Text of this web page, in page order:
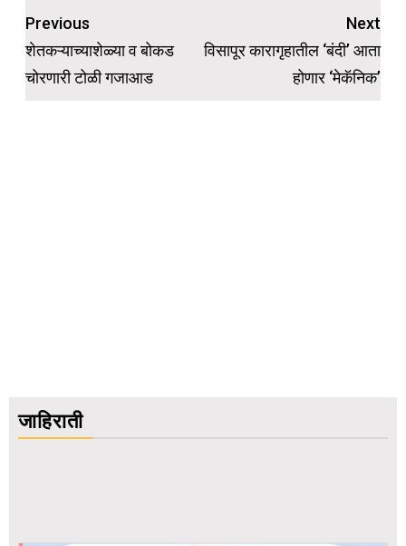
Post
navigation
Previous
शेतकऱ्याच्याशेळ्या व बोकड
चोरणारी टोळी गजाआड
Next
विसापूर कारागृहातील ‘बंदी’ आता
होणार ‘मेकॅनिक’
जाहिराती